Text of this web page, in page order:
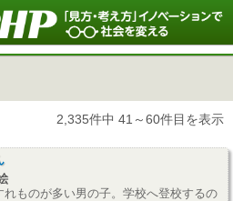
2,335件中 41～60件目を表示
れものが多い男の子。学校へ登校するの